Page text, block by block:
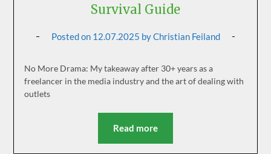
Survival Guide
Posted on 12.07.2025 byChristian Feiland
No More Drama: My takeaway after 30+ years as a
freelancer in the media industry and the art of dealing with
outlets
Read more